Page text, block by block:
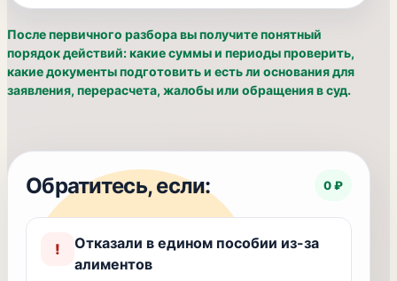
После первичного разбора вы получите понятный
порядок действий: какие суммы и периоды проверить,
какие документы подготовить и есть ли основания для
заявления, перерасчета, жалобы или обращения в суд.
Обратитесь, если: 0 ₽
!
Отказали в едином пособии из-за
алиментов